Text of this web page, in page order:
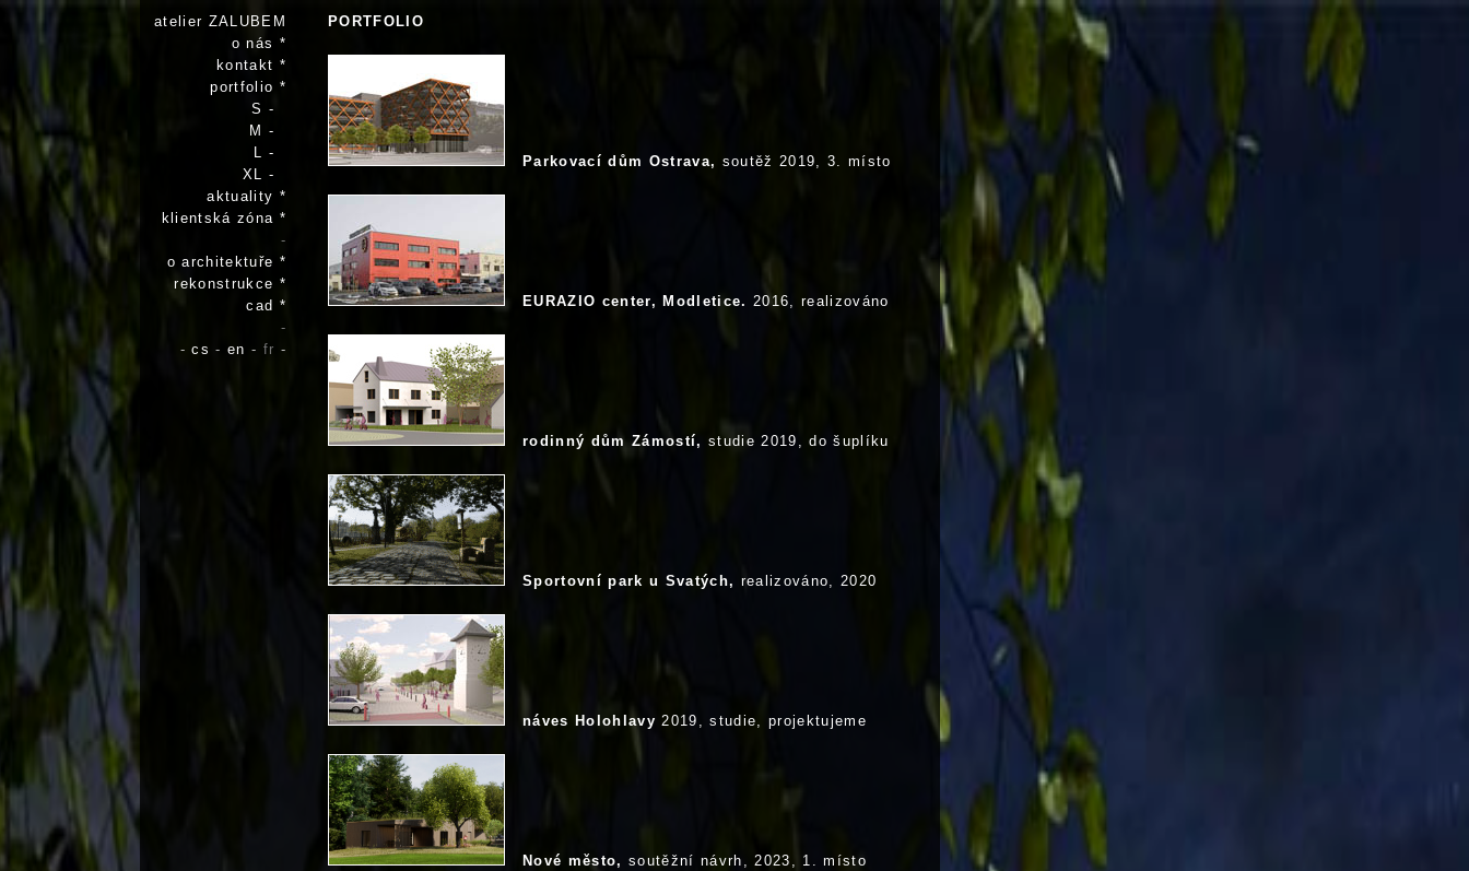
atelier ZALUBEM
o nás *
kontakt *
portfolio *
S -
M -
L -
XL -
aktuality *
klientská zóna *
-
o architektuře *
rekonstrukce *
cad *
-
-cs- en - fr -
PORTFOLIO
Parkovací dům Ostrava, soutěž 2019, 3. místo
EURAZIO center, Modletice. 2016, realizováno
rodinný dům Zámostí, studie 2019, do šuplíku
Sportovní park u Svatých, realizováno, 2020
náves Holohlavy 2019, studie, projektujeme
Nové město, soutěžní návrh, 2023, 1. místo